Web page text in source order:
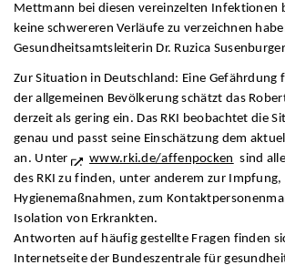
Mettmann bei diesen vereinzelten Infektionen
keine schwereren Verläufe zu verzeichnen
Gesundheitsamtsleiterin Dr. Ruzica
Zur Situation in Deutschland: Eine Gefährdung
der allgemeinen Bevölkerung schätzt das
derzeit als gering ein. Das RKI beobachtet die
genau und passt seine Einschätzung dem
an. Unter
www.rki.de/affenpocken sind
des RKI zu finden, unter anderem zur Impfung,
Hygienemaßnahmen, zum
Isolation von Erkrankten.
Antworten auf häufig gestellte Fragen finden
Internetseite der Bundeszentrale für